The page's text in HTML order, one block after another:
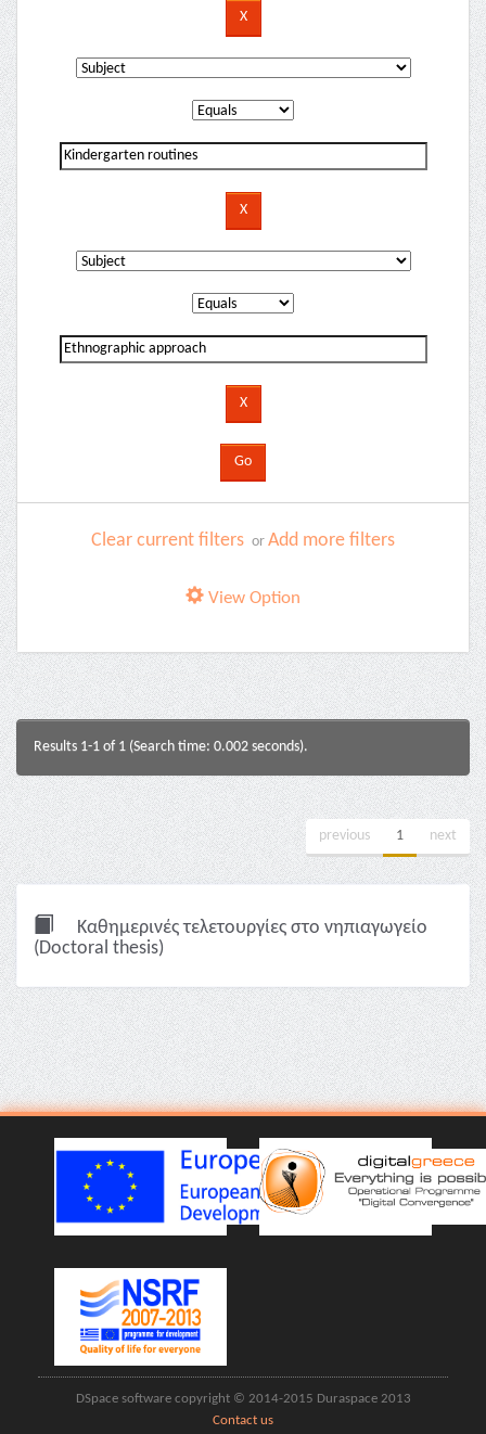
Clear current filters or Add more filters
View Option
Results 1-1 of 1 (Search time: 0.002 seconds).
previous 1 next
Καθημερινές τελετουργίες στο νηπιαγωγείο
(Doctoral thesis)
DSpace software copyright © 2014-2015 Duraspace 2013
Contact us